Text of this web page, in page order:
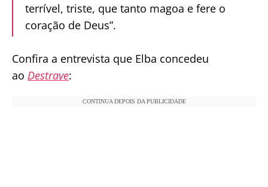
terrível, triste, que tanto magoa e fere o
coração de Deus”.
Confira a entrevista que Elba concedeu
ao Destrave:
CONTINUA DEPOIS DA PUBLICIDADE